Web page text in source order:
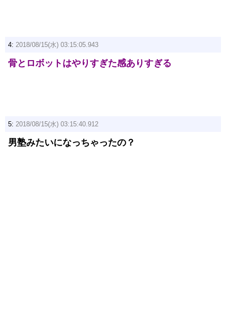
4: 2018/08/15(水) 03:15:05.943
骨とロボットはやりすぎた感ありすぎる
5: 2018/08/15(水) 03:15:40.912
男塾みたいになっちゃったの？